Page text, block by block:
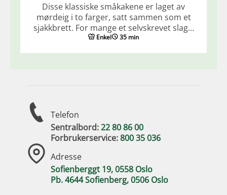
Disse klassiske småkakene er laget av
mørdeig i to farger, satt sammen som et
sjakkbrett. For mange et selvskrevet slag…
Enkel 35 min
Telefon
Sentralbord:22 80 86 00
Forbrukerservice:800 35 036
Adresse
Sofienberggt 19, 0558 Oslo
Pb. 4644 Sofienberg, 0506 Oslo